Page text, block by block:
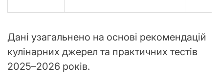
Дані узагальнено на основі рекомендацій
кулінарних джерел та практичних тестів
2025–2026 років.